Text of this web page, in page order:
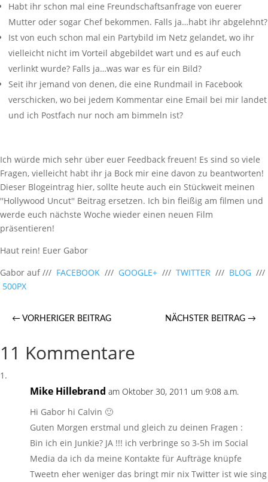
Habt ihr schon mal eine Freundschaftsanfrage von euerer
Mutter oder sogar Chef bekommen. Falls ja…habt ihr abgelehnt?
Ist von euch schon mal ein Partybild im Netz gelandet, wo ihr
vielleicht nicht im Vorteil abgebildet wart und es auf euch
verlinkt wurde? Falls ja…was war es für ein Bild?
Seit ihr jemand von denen, die eine Rundmail in Facebook
verschicken, wo bei jedem Kommentar eine Email bei mir landet
und ich Postfach nur noch am bimmeln ist?
Ich würde mich sehr über euer Feedback freuen! Es sind so viele
Fragen, vielleicht habt ihr ja Bock mir eine davon zu beantworten!
Dieser Blogeintrag hier, sollte heute auch ein Stückweit meinen
''Hollywood Uncut'' Beitrag ersetzen. Ich bin fleißig am filmen und
werde euch nächste Woche wieder einen neuen Film
präsentieren!
Haut rein! Euer Gabor
Gabor auf /// FACEBOOK /// GOOGLE+ /// TWITTER /// BLOG ///
500PX
← VORHERIGER BEITRAG NÄCHSTER BEITRAG →
11 Kommentare
Mike Hillebrand am Oktober 30, 2011 um 9:08 a.m.
Hi Gabor hi Calvin 🙂
Guten Morgen erstmal und gleich zu deinen Fragen :
Bin ich ein Junkie? JA !!! ich verbringe so 3-5h im Social
Media da ich da meine Kontakte für Aufträge knüpfe
Tweetn eher weniger das bringt mir nix Twitter ist wie sing